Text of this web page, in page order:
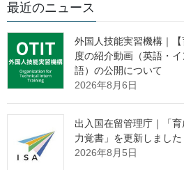
報道関係者各位
最近のニュース
外国人技能実習機構｜
度の紹介動画（英語・
語）の公開について
2026年8月6日
出入国在留管理庁｜「
力覚書」を更新しました
2026年8月5日